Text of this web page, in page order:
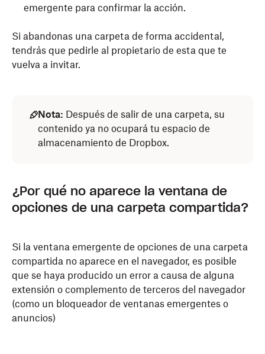
emergente para confirmar la acción.
Si abandonas una carpeta de forma accidental,
tendrás que pedirle al propietario de esta que te
vuelva a invitar.
Nota: Después de salir de una carpeta, su
contenido ya no ocupará tu espacio de
almacenamiento de Dropbox.
¿Por qué no aparece la ventana de
opciones de una carpeta compartida?
Si la ventana emergente de opciones de una carpeta
compartida no aparece en el navegador, es posible
que se haya producido un error a causa de alguna
extensión o complemento de terceros del navegador
(como un bloqueador de ventanas emergentes o
anuncios)